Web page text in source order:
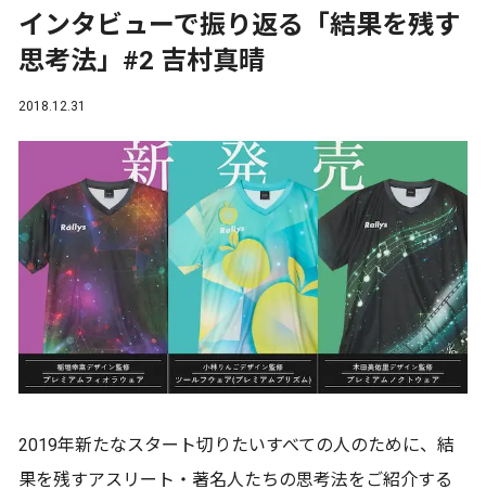
インタビューで振り返る「結果を残す
思考法」#2 吉村真晴
2018.12.31
2019年新たなスタート切りたいすべての人のために、結
果を残すアスリート・著名人たちの思考法をご紹介する